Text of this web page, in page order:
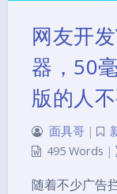
网友开
器，50
版的人
面具哥 |
495 Words |
随着不少广告